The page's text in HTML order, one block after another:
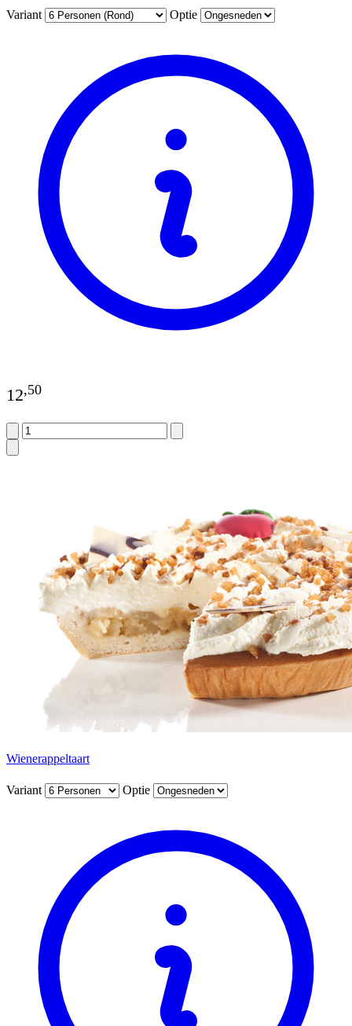
Variant Optie
12,50
Wienerappeltaart
Variant Optie